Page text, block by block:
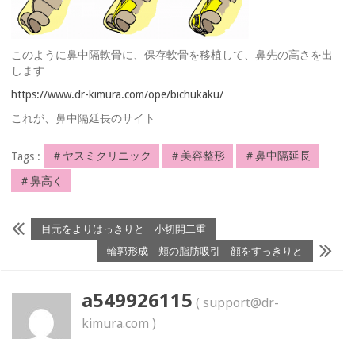
このように鼻中隔軟骨に、保存軟骨を移植して、鼻先の高さを出
します
https://www.dr-kimura.com/ope/bichukaku/
これが、鼻中隔延長のサイト
Tags : ＃ヤスミクリニック ＃美容整形
＃鼻中隔延長
＃鼻高く
目元をよりはっきりと 小切開二重
輪郭形成 頬の脂肪吸引 顔をすっきりと
a549926115 ( support@dr-
kimura.com )